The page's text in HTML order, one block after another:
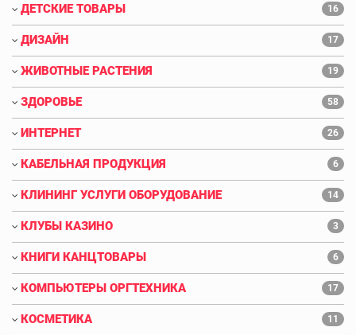
ДЕТСКИЕ ТОВАРЫ 16
ДИЗАЙН 17
ЖИВОТНЫЕ РАСТЕНИЯ 19
ЗДОРОВЬЕ 58
ИНТЕРНЕТ 26
КАБЕЛЬНАЯ ПРОДУКЦИЯ 6
КЛИНИНГ УСЛУГИ ОБОРУДОВАНИЕ 14
КЛУБЫ КАЗИНО 3
КНИГИ КАНЦТОВАРЫ 6
КОМПЬЮТЕРЫ ОРГТЕХНИКА 17
КОСМЕТИКА 11